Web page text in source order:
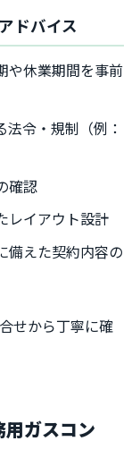
ドバイス
や休業期間を事前
令・規制（例：
確認
レイアウト設計
備えた契約内容の
せから丁寧に確
ガスコン